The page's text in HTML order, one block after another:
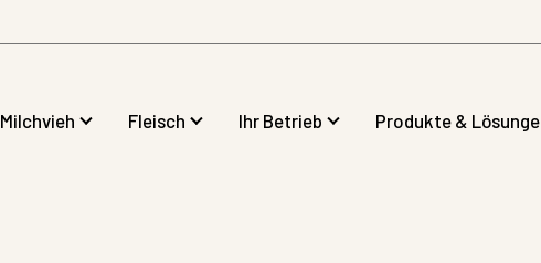
Milchvieh Fleisch Ihr Betrieb Produkte &